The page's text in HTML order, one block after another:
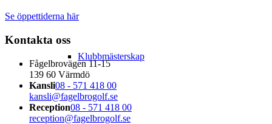
Klubbmästerskap
Se öppettiderna här
Kontakta oss
Fågelbrovägen 11-15
139 60 Värmdö
Kansli08 - 571 418 00
kansli@fagelbrogolf.se
Reception08 - 571 418 00
reception@fagelbrogolf.se